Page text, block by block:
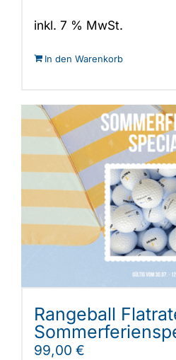
inkl. 7 % MwSt.
In den Warenkorb
Rangeball
99,00 €